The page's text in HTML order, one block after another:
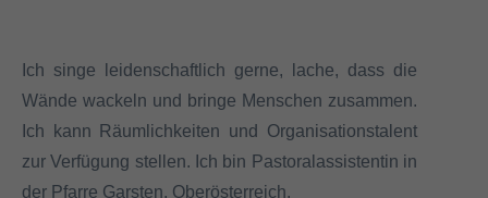
Ich singe leidenschaftlich gerne, lache, dass die
Wände wackeln und bringe Menschen zusammen.
Ich kann Räumlichkeiten und Organisationstalent
zur Verfügung stellen. Ich bin Pastoralassistentin in
der Pfarre Garsten, Oberösterreich.